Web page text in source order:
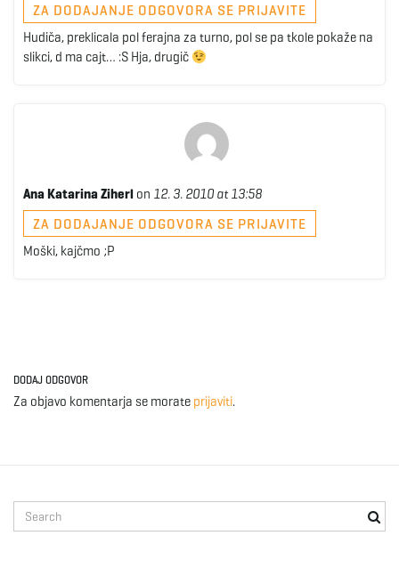
ZA DODAJANJE ODGOVORA SE PRIJAVITE
Hudiča, preklicala pol ferajna za turno, pol se pa tkole pokaže na
slikci, d ma cajt… :S Hja, drugič
Ana Katarina Ziherl on 12. 3. 2010 at 13:58
ZA DODAJANJE ODGOVORA SE PRIJAVITE
Moški, kajčmo ;P
DODAJ ODGOVOR
Za objavo komentarja se morate prijaviti.
e